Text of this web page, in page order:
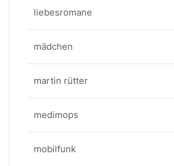
liebesromane
mädchen
martin rütter
medimops
mobilfunk